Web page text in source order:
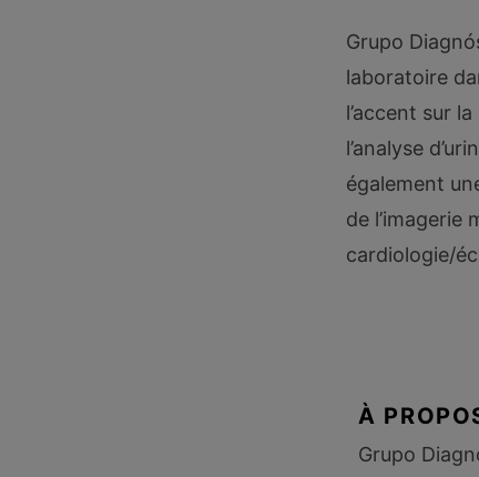
Grupo
laboratoire
l’accent sur
l’analyse
également
de l’imagerie
cardiologie/
À
Grupo